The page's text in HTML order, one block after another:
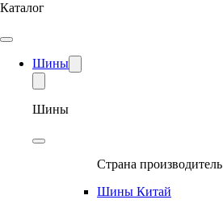
Каталог
Шины
Шины
Страна производитель
Шины Китай